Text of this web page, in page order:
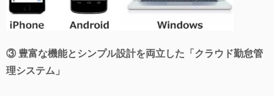
③ 豊富な機能とシンプル設計を両立した「クラウド勤怠管
理システム」